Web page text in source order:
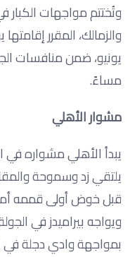
وتُختتم مواجهات الكبار
يونيو، ضمن منافسات
مساءً.
مشوار الأهلي
يبدأ الأهلي مشواره في
يلتقي زد وسموحة
قبل خوض أولى قممه
ويواجه بيراميدز في
بمواجهة وادي دجلة في